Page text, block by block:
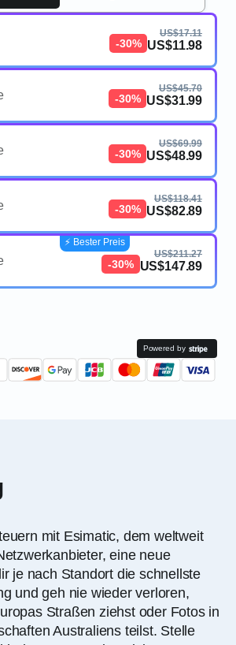
-30%
US$17.11
US$11.98
-30%
US$45.70
US$31.99
-30%
US$69.99
US$48.99
-30%
US$118.41
US$82.89
-30%
US$211.27
US$147.89
⚡️ Bester Preis
Powered by
mit Esimatic, dem weltweit
eine neue
je nach Standort die schnellste
und geh nie wieder verloren,
Straßen ziehst oder Fotos in
Australiens teilst. Stelle